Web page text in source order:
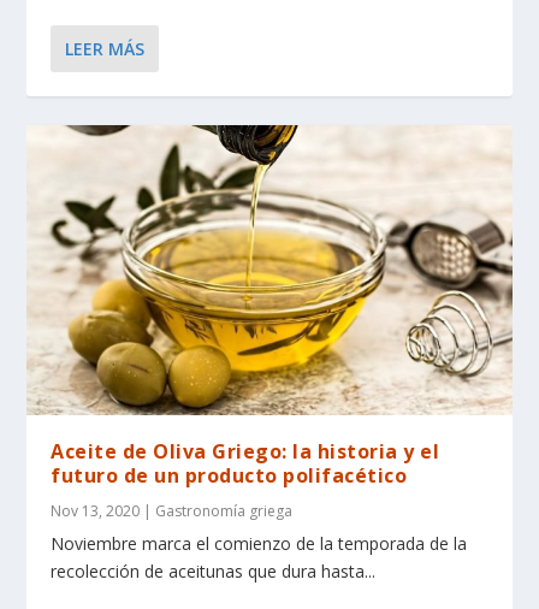
LEER MÁS
Aceite de Oliva Griego: la historia y el
futuro de un producto polifacético
Nov 13, 2020 | Gastronomía griega
Noviembre marca el comienzo de la temporada de la
recolección de aceitunas que dura hasta...